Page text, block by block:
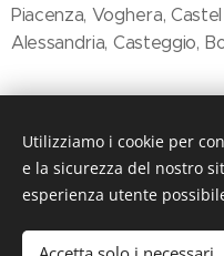
Piacenza, Voghera,
Alessandria, Casteggio,
Utilizziamo i cookie per
e la sicurezza del nostro
esperienza utente